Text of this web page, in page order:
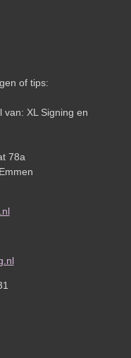
of tips:
van: XL Signing en
78a